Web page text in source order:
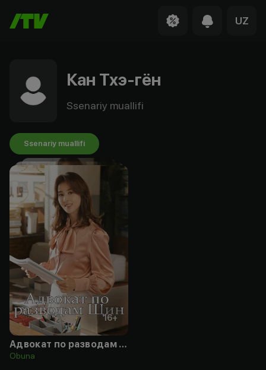
UZ
Кан Тхэ-гён
Ssenariy muallifi
Ssenariy muallifi
16+
Адвокат по разводам Щин
Obuna